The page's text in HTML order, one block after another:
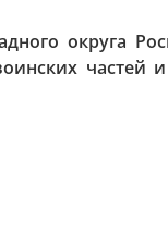
округа
частей